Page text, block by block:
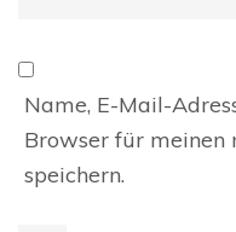
Name, E-Mail-
Browser für meinen
speichern.